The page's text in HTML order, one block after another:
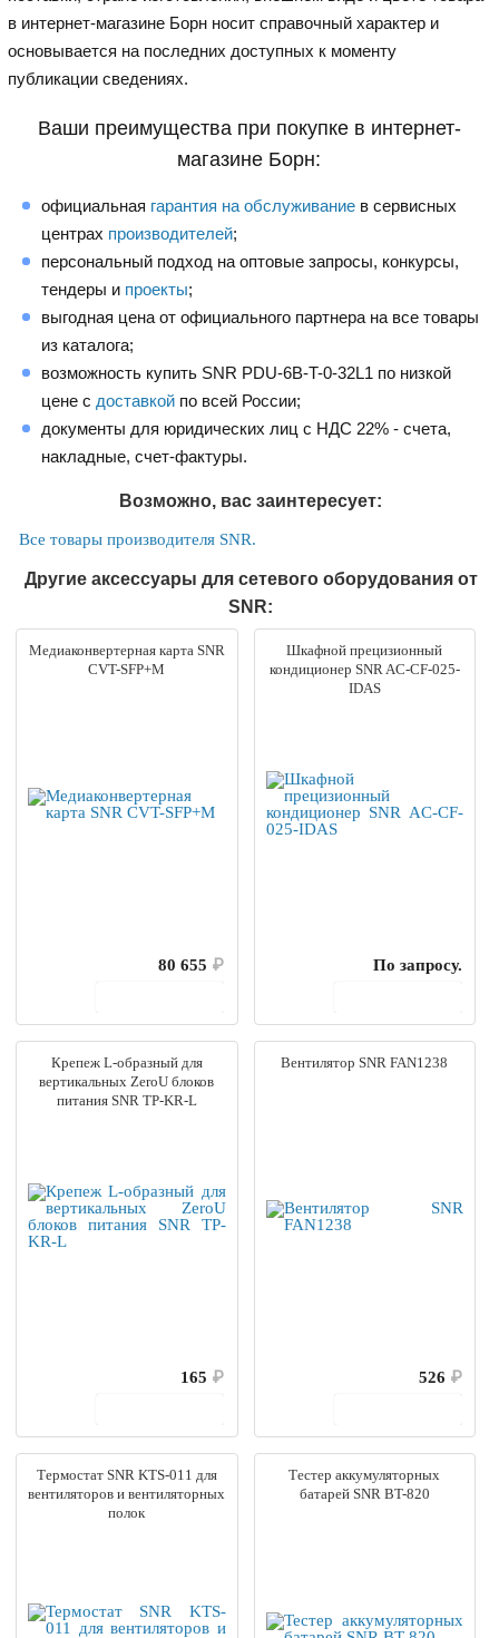
в интернет-магазине Борн носит справочный характер и
основывается на последних доступных к моменту
публикации сведениях.
Ваши преимущества при покупке в интернет-
магазине Борн:
официальная гарантия на обслуживание в сервисных
центрах производителей;
персональный подход на оптовые запросы, конкурсы,
тендеры и проекты;
выгодная цена от официального партнера на все товары
из каталога;
возможность купить SNR PDU-6B-T-0-32L1 по низкой
цене с доставкой по всей России;
документы для юридических лиц с НДС 22% - счета,
накладные, счет-фактуры.
Возможно, вас заинтересует:
Все товары производителя SNR.
Другие аксессуары для сетевого оборудования от
SNR:
Медиаконвертерная карта SNR
CVT-SFP+M
80 655 ₽
Шкафной прецизионный
кондиционер SNR AC-CF-025-
IDAS
По запросу.
Крепеж L-образный для
вертикальных ZeroU блоков
питания SNR TP-KR-L
165 ₽
Вентилятор SNR FAN1238
526 ₽
Термостат SNR KTS-011 для
вентиляторов и вентиляторных
полок
Тестер аккумуляторных
батарей SNR BT-820